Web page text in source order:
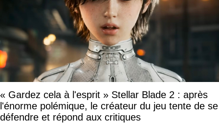
« Gardez cela à l'esprit » Stellar Blade 2 : après
l'énorme polémique, le créateur du jeu tente de se
défendre et répond aux critiques